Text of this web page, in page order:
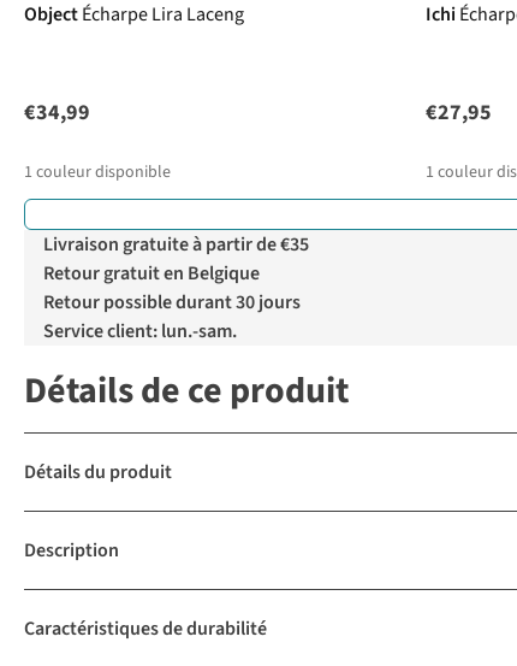
ObjectÉcharpe Lira Laceng
€34,99
1 couleur disponible
Ichi
€27,95
1 couleur
Livraison gratuite à partir de €35
Retour gratuit en Belgique
Retour possible durant 30 jours
Service client: lun.-sam.
Détails de ce produit
Détails du produit
Description
Caractéristiques de durabilité